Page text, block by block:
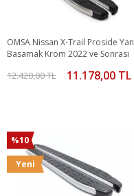
OMSA Nissan X-Trail Proside Yan
Basamak Krom 2022 ve Sonrası
12.420,00 TL 11.178,00 TL
%10
Yeni